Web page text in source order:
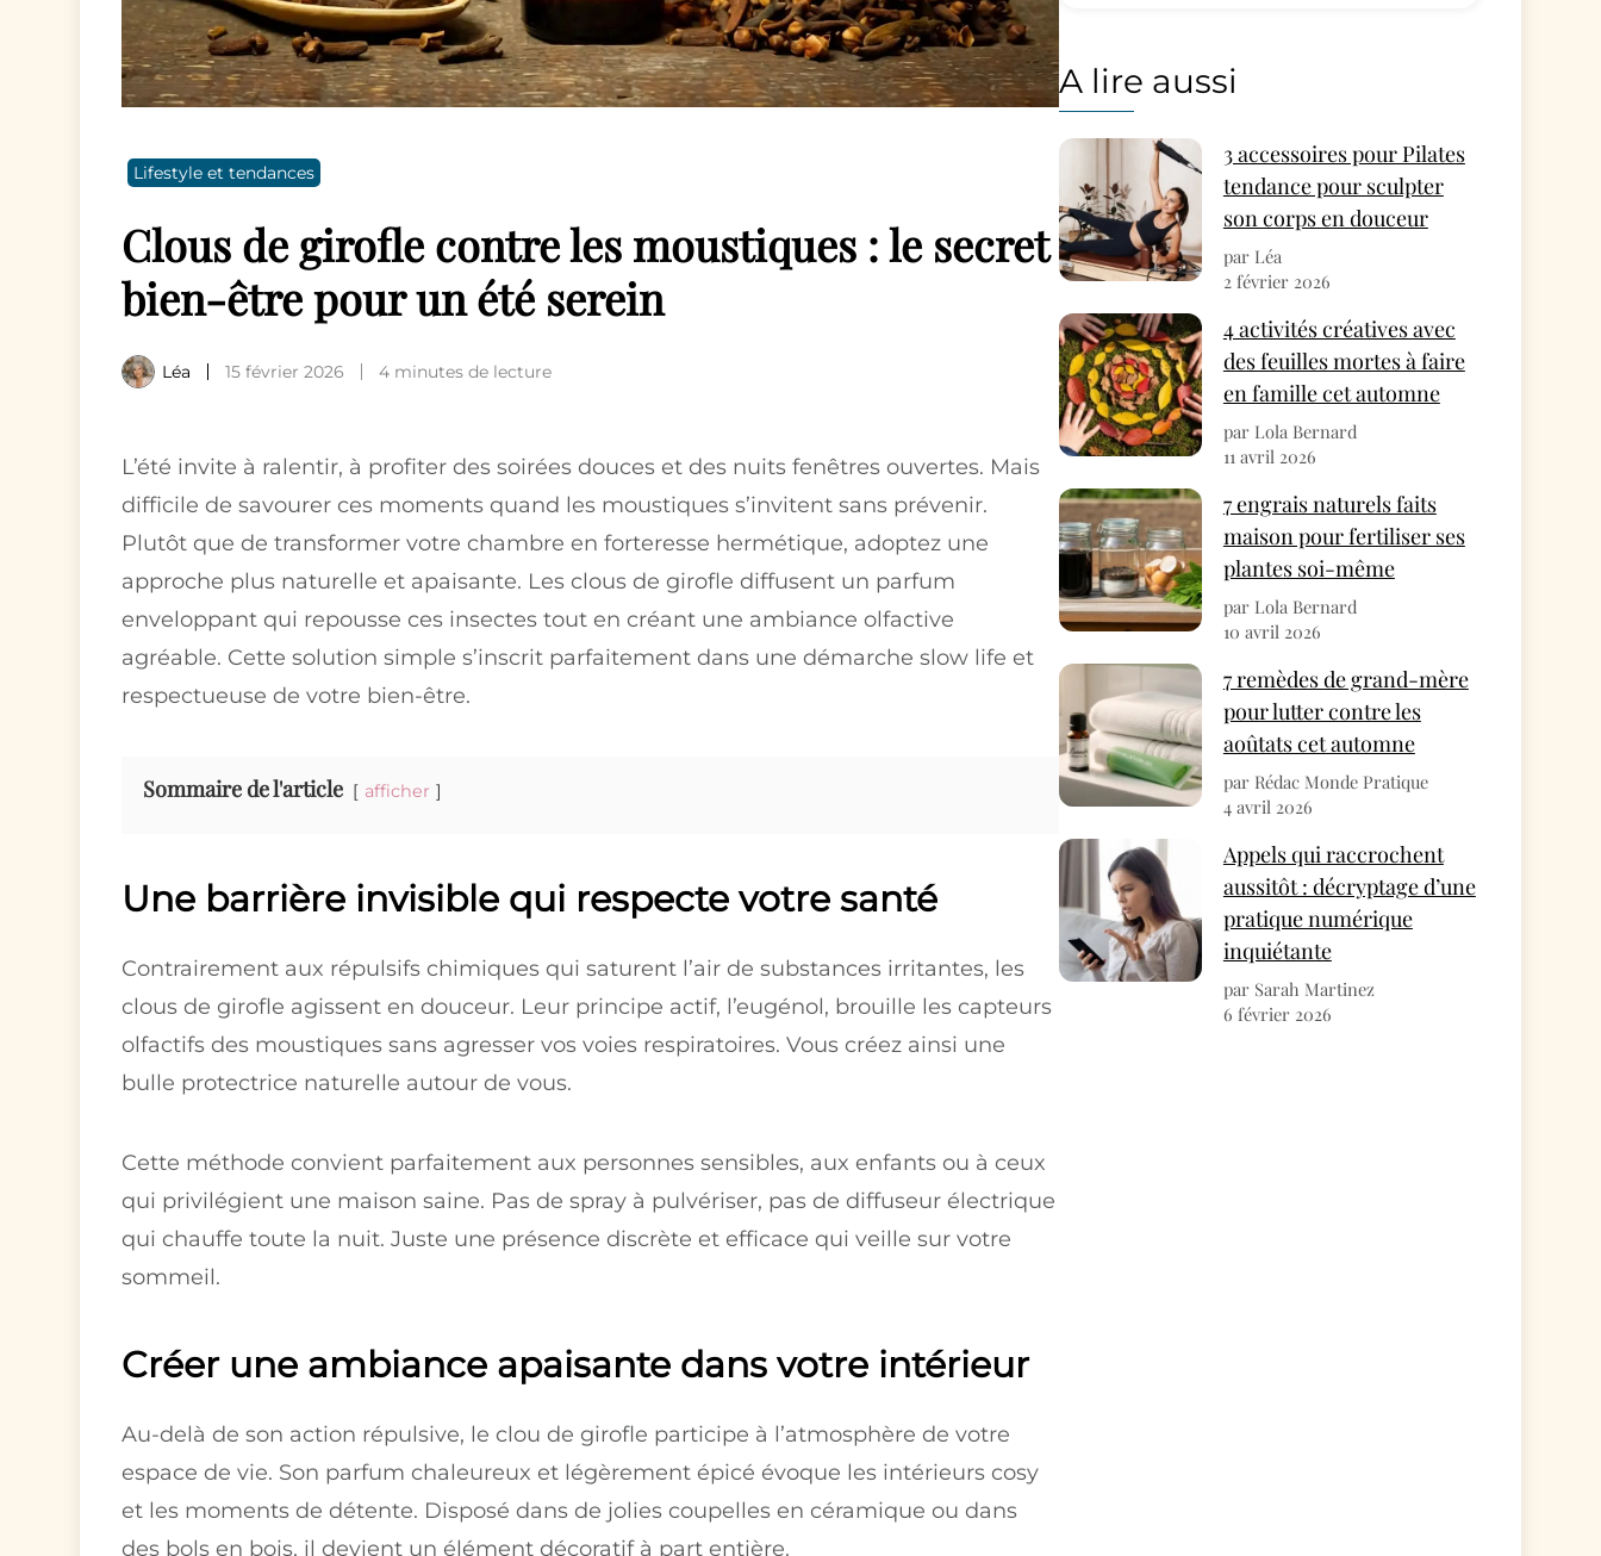
Lifestyle et tendances
Clous de girofle contre les moustiques : le secret
bien-être pour un été serein
Léa 15 février 2026 4 minutes de lecture
L’été invite à ralentir, à profiter des soirées douces et des nuits fenêtres ouvertes. Mais
difficile de savourer ces moments quand les moustiques s’invitent sans prévenir.
Plutôt que de transformer votre chambre en forteresse hermétique, adoptez une
approche plus naturelle et apaisante. Les clous de girofle diffusent un parfum
enveloppant qui repousse ces insectes tout en créant une ambiance olfactive
agréable. Cette solution simple s’inscrit parfaitement dans une démarche slow life et
respectueuse de votre bien-être.
Sommaire de l'article afficher
Une barrière invisible qui respecte votre santé
Contrairement aux répulsifs chimiques qui saturent l’air de substances irritantes, les
clous de girofle agissent en douceur. Leur principe actif, l’eugénol, brouille les capteurs
olfactifs des moustiques sans agresser vos voies respiratoires. Vous créez ainsi une
bulle protectrice naturelle autour de vous.
Cette méthode convient parfaitement aux personnes sensibles, aux enfants ou à ceux
qui privilégient une maison saine. Pas de spray à pulvériser, pas de diffuseur électrique
qui chauffe toute la nuit. Juste une présence discrète et efficace qui veille sur votre
sommeil.
Créer une ambiance apaisante dans votre intérieur
Au-delà de son action répulsive, le clou de girofle participe à l’atmosphère de votre
espace de vie. Son parfum chaleureux et légèrement épicé évoque les intérieurs cosy
et les moments de détente. Disposé dans de jolies coupelles en céramique ou dans
des bols en bois, il devient un élément décoratif à part entière.
A lire aussi
3 accessoires pour Pilates
tendance pour sculpter
son corps en douceur
par Léa
2 février 2026
4 activités créatives avec
des feuilles mortes à faire
en famille cet automne
par Lola Bernard
11 avril 2026
7 engrais naturels faits
maison pour fertiliser ses
plantes soi-même
par Lola Bernard
10 avril 2026
7 remèdes de grand-mère
pour lutter contre les
aoûtats cet automne
par Rédac Monde Pratique
4 avril 2026
Appels qui raccrochent
aussitôt : décryptage d’une
pratique numérique
inquiétante
par Sarah Martinez
6 février 2026